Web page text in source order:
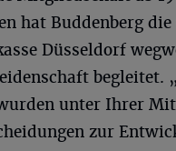
hat Buddenberg die
Düsseldorf
begleitet.
unter Ihrer
zur